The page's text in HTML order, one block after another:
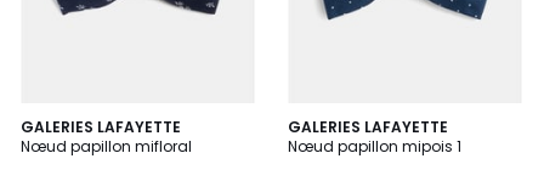
GALERIES LAFAYETTE
Nœud papillon mifloral
2
Couleurs
GALERIES LAFAYETTE
Nœud papillon mipois 1